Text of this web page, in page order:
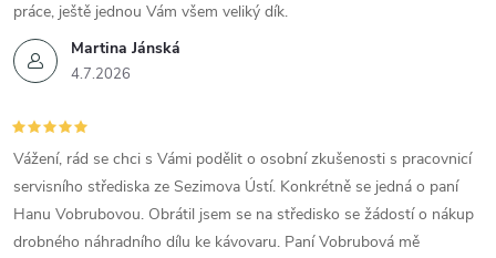
Martina Jánská
4.7.2026
práce, ještě jednou Vám všem veliký dík.
Vážení, rád se chci s Vámi podělit o osobní zkušenosti s pracovnicí
servisního střediska ze Sezimova Ústí. Konkrétně se jedná o paní
Hanu Vobrubovou. Obrátil jsem se na středisko se žádostí o nákup
drobného náhradního dílu ke kávovaru. Paní Vobrubová mě